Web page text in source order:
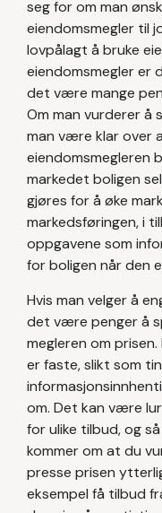
seg for om man
eiendomsmegler til
lovpålagt å bruke
eiendomsmegler er
det være mange
Om man vurderer å
man være klar over
eiendomsmegleren
markedet boligen
gjøres for å øke
markedsføringen, i
oppgavene som
for boligen når den
Hvis man velger å
det være penger å
megleren om
er faste, slikt som
om. Det kan være
for ulike tilbud, og
kommer om at du
presse prisen
eksempel få tilbud